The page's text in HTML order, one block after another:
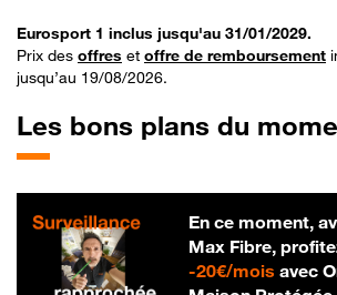
Eurosport 1 inclus jusqu'au 31/01/2029.
Prix des offres et offre de remboursement
jusqu’au 19/08/2026.
Les bons plans du
En ce moment,
Max Fibre,
-20€/mois20 €
avec